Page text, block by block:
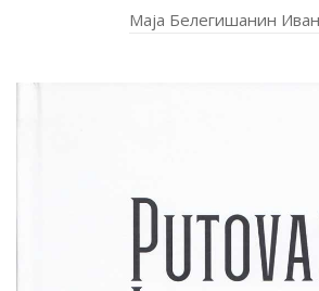
Маја Белегишанин